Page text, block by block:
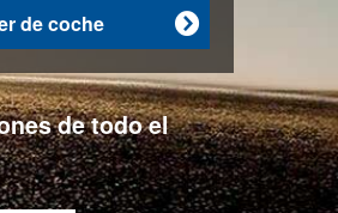

de coche
de todo el